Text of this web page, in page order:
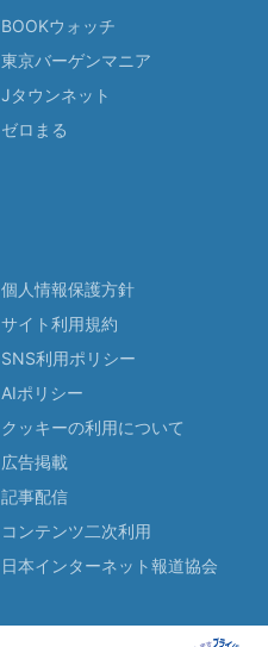
BOOKウォッチ
東京バーゲンマニア
Jタウンネット
ゼロまる
個人情報保護方針
サイト利用規約
SNS利用ポリシー
AIポリシー
クッキーの利用について
広告掲載
記事配信
コンテンツ二次利用
日本インターネット報道協会